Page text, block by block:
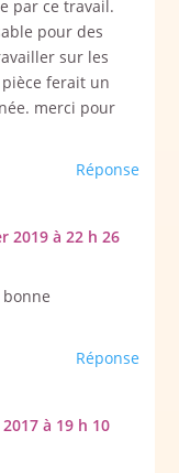
par ce travail.
pour des
sur les
pièce ferait un
merci pour
Réponse
2019 à 22 h 26
Réponse
à 19 h 10